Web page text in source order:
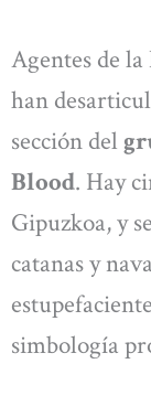
Agentes de
han
sección del
Blood. Hay
Gipuzkoa, y
catanas y
simbología